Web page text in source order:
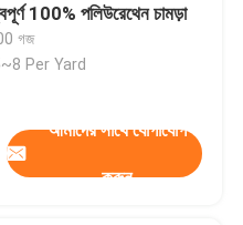
100% পলিউরেথেন চামড়া
গজ
Per Yard
আমাদের সাথে যোগাযোগ
করুন